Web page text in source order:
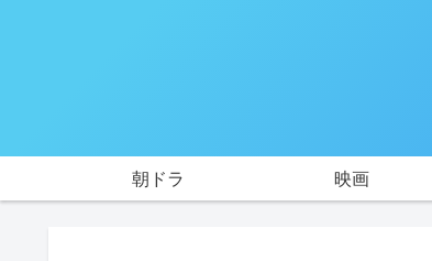
朝ドラ 映画